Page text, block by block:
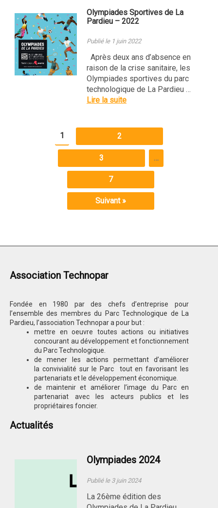
Olympiades Sportives de La
Pardieu – 2022
Publié le 1 juin 2022
Après deux ans d’absence en
raison de la crise sanitaire, les
Olympiades sportives du parc
technologique de La Pardieu …
Lire la suite
1 2
3 …
7
Suivant »
Association Technopar
Fondée en 1980 par des chefs d’entreprise pour
l’ensemble des membres du Parc Technologique de La
Pardieu, l’association Technopar a pour but :
mettre en oeuvre toutes actions ou initiatives
concourant au développement et fonctionnement
du Parc Technologique.
de mener les actions permettant d’améliorer
la convivialité sur le Parc tout en favorisant les
partenariats et le développement économique.
de maintenir et améliorer l’image du Parc en
partenariat avec les acteurs publics et les
propriétaires foncier.
Actualités
Olympiades 2024
Publié le 3 juin 2024
La 26ème édition des